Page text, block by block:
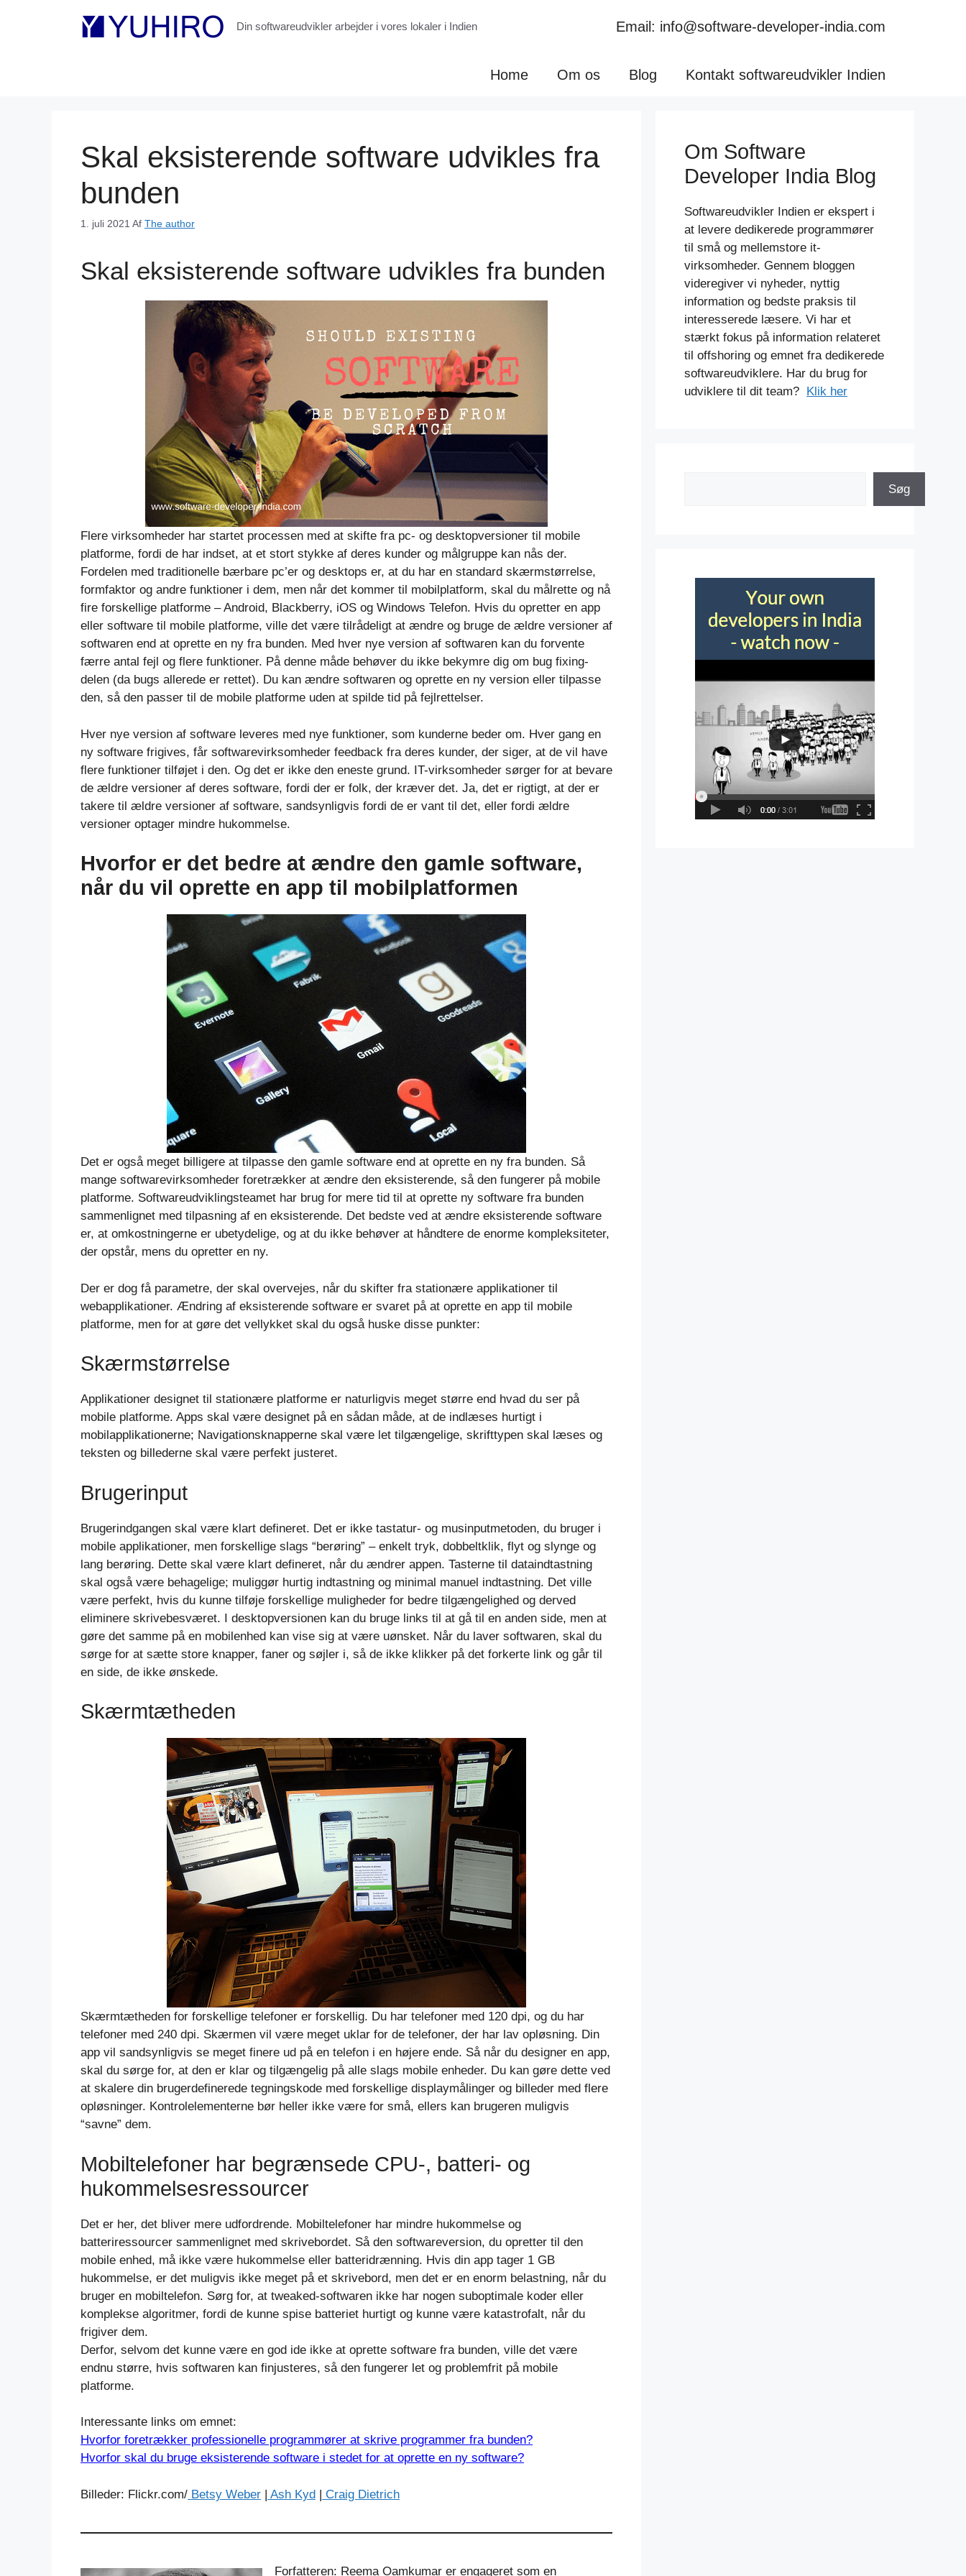
Din softwareudvikler arbejder i vores lokaler i Indien Email: info@software-developer-india.com
Home Om os Blog Kontakt softwareudvikler Indien
Skal eksisterende software udvikles fra
bunden
1. juli 2021 Af The author
Skal eksisterende software udvikles fra bunden
Flere virksomheder har startet processen med at skifte fra pc- og desktopversioner til mobile
platforme, fordi de har indset, at et stort stykke af deres kunder og målgruppe kan nås der.
Fordelen med traditionelle bærbare pc’er og desktops er, at du har en standard skærmstørrelse,
formfaktor og andre funktioner i dem, men når det kommer til mobilplatform, skal du målrette og nå
fire forskellige platforme – Android, Blackberry, iOS og Windows Telefon. Hvis du opretter en app
eller software til mobile platforme, ville det være tilrådeligt at ændre og bruge de ældre versioner af
softwaren end at oprette en ny fra bunden. Med hver nye version af softwaren kan du forvente
færre antal fejl og flere funktioner. På denne måde behøver du ikke bekymre dig om bug fixing-
delen (da bugs allerede er rettet). Du kan ændre softwaren og oprette en ny version eller tilpasse
den, så den passer til de mobile platforme uden at spilde tid på fejlrettelser.
Hver nye version af software leveres med nye funktioner, som kunderne beder om. Hver gang en
ny software frigives, får softwarevirksomheder feedback fra deres kunder, der siger, at de vil have
flere funktioner tilføjet i den. Og det er ikke den eneste grund. IT-virksomheder sørger for at bevare
de ældre versioner af deres software, fordi der er folk, der kræver det. Ja, det er rigtigt, at der er
takere til ældre versioner af software, sandsynligvis fordi de er vant til det, eller fordi ældre
versioner optager mindre hukommelse.
Hvorfor er det bedre at ændre den gamle software,
når du vil oprette en app til mobilplatformen
Det er også meget billigere at tilpasse den gamle software end at oprette en ny fra bunden. Så
mange softwarevirksomheder foretrækker at ændre den eksisterende, så den fungerer på mobile
platforme. Softwareudviklingsteamet har brug for mere tid til at oprette ny software fra bunden
sammenlignet med tilpasning af en eksisterende. Det bedste ved at ændre eksisterende software
er, at omkostningerne er ubetydelige, og at du ikke behøver at håndtere de enorme kompleksiteter,
der opstår, mens du opretter en ny.
Der er dog få parametre, der skal overvejes, når du skifter fra stationære applikationer til
webapplikationer. Ændring af eksisterende software er svaret på at oprette en app til mobile
platforme, men for at gøre det vellykket skal du også huske disse punkter:
Skærmstørrelse
Applikationer designet til stationære platforme er naturligvis meget større end hvad du ser på
mobile platforme. Apps skal være designet på en sådan måde, at de indlæses hurtigt i
mobilapplikationerne; Navigationsknapperne skal være let tilgængelige, skrifttypen skal læses og
teksten og billederne skal være perfekt justeret.
Brugerinput
Brugerindgangen skal være klart defineret. Det er ikke tastatur- og musinputmetoden, du bruger i
mobile applikationer, men forskellige slags “berøring” – enkelt tryk, dobbeltklik, flyt og slynge og
lang berøring. Dette skal være klart defineret, når du ændrer appen. Tasterne til dataindtastning
skal også være behagelige; muliggør hurtig indtastning og minimal manuel indtastning. Det ville
være perfekt, hvis du kunne tilføje forskellige muligheder for bedre tilgængelighed og derved
eliminere skrivebesværet. I desktopversionen kan du bruge links til at gå til en anden side, men at
gøre det samme på en mobilenhed kan vise sig at være uønsket. Når du laver softwaren, skal du
sørge for at sætte store knapper, faner og søjler i, så de ikke klikker på det forkerte link og går til
en side, de ikke ønskede.
Skærmtætheden
Skærmtætheden for forskellige telefoner er forskellig. Du har telefoner med 120 dpi, og du har
telefoner med 240 dpi. Skærmen vil være meget uklar for de telefoner, der har lav opløsning. Din
app vil sandsynligvis se meget finere ud på en telefon i en højere ende. Så når du designer en app,
skal du sørge for, at den er klar og tilgængelig på alle slags mobile enheder. Du kan gøre dette ved
at skalere din brugerdefinerede tegningskode med forskellige displaymålinger og billeder med flere
opløsninger. Kontrolelementerne bør heller ikke være for små, ellers kan brugeren muligvis
“savne” dem.
Mobiltelefoner har begrænsede CPU-, batteri- og
hukommelsesressourcer
Det er her, det bliver mere udfordrende. Mobiltelefoner har mindre hukommelse og
batteriressourcer sammenlignet med skrivebordet. Så den softwareversion, du opretter til den
mobile enhed, må ikke være hukommelse eller batteridrænning. Hvis din app tager 1 GB
hukommelse, er det muligvis ikke meget på et skrivebord, men det er en enorm belastning, når du
bruger en mobiltelefon. Sørg for, at tweaked-softwaren ikke har nogen suboptimale koder eller
komplekse algoritmer, fordi de kunne spise batteriet hurtigt og kunne være katastrofalt, når du
frigiver dem.
Derfor, selvom det kunne være en god ide ikke at oprette software fra bunden, ville det være
endnu større, hvis softwaren kan finjusteres, så den fungerer let og problemfrit på mobile
platforme.
Interessante links om emnet:
Hvorfor foretrækker professionelle programmører at skrive programmer fra bunden?
Hvorfor skal du bruge eksisterende software i stedet for at oprette en ny software?
Billeder: Flickr.com/ Betsy Weber | Ash Kyd | Craig Dietrich
Forfatteren: Reema Oamkumar er engageret som en
Om Software
Developer India Blog
Softwareudvikler Indien er ekspert i
at levere dedikerede programmører
til små og mellemstore it-
virksomheder. Gennem bloggen
videregiver vi nyheder, nyttig
information og bedste praksis til
interesserede læsere. Vi har et
stærkt fokus på information relateret
til offshoring og emnet fra dedikerede
softwareudviklere. Har du brug for
udviklere til dit team? Klik her
Søg